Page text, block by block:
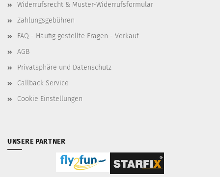
Widerrufsrecht & Muster-Widerrufsformular
Zahlungsgebühren
FAQ - Häufig gestellte Fragen - Verkauf
AGB
Privatsphäre und Datenschutz
Callback Service
Cookie Einstellungen
UNSERE PARTNER